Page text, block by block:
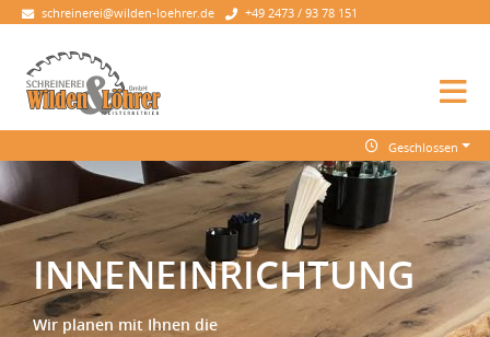
schreinerei@wilden-loehrer.de +49 2473 / 93 78 151
Geschlossen
INNENEINRICHTUNG
Wir planen mit Ihnen die